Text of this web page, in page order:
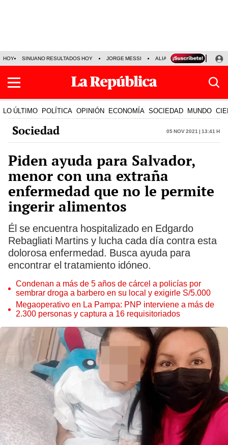
HOY SINUANO RESULTADOS HOY JORGE MESSI ALIANZA LIMA VS SPORT
LO ÚLTIMO POLÍTICA OPINIÓN ECONOMÍA SOCIEDAD MUNDO
Sociedad 05 Nov 2021 | 13:41 h
Piden ayuda para Salvador,
menor con una extraña
enfermedad que no le permite
ingerir alimentos
Él se encuentra hospitalizado en Edgardo
Rebagliati Martins y lucha cada día contra esta
dolorosa enfermedad. Busca ayuda para
encontrar el tratamiento idóneo.
Condenan a más de 5 años de cárcel a policías por
sembrar droga a barbero en su local y exigirle S/5.000
Megaoperativo en La Pampa: PNP interviene a más de
2.300 personas y captura a 16 requisitoriados